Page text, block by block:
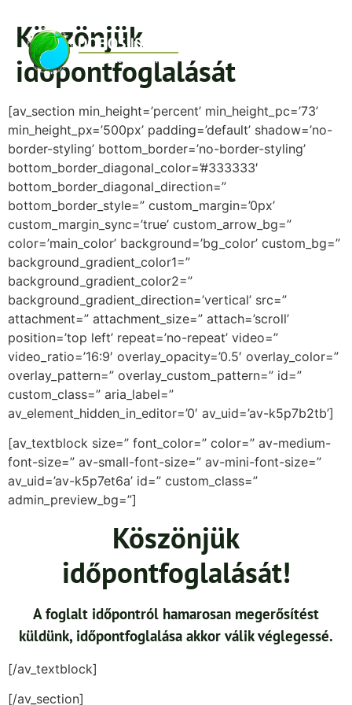
Köszönjük
időpontfoglalását
[av_section min_height=’percent’ min_height_pc=’73’
min_height_px=’500px’ padding=’default’ shadow=’no-
border-styling’ bottom_border=’no-border-styling’
bottom_border_diagonal_color=’#333333′
bottom_border_diagonal_direction=”
bottom_border_style=” custom_margin=’0px’
custom_margin_sync=’true’ custom_arrow_bg=”
color=’main_color’ background=’bg_color’ custom_bg=”
background_gradient_color1=”
background_gradient_color2=”
background_gradient_direction=’vertical’ src=”
attachment=” attachment_size=” attach=’scroll’
position=’top left’ repeat=’no-repeat’ video=”
video_ratio=’16:9′ overlay_opacity=’0.5′ overlay_color=”
overlay_pattern=” overlay_custom_pattern=” id=”
custom_class=” aria_label=”
av_element_hidden_in_editor=’0′ av_uid=’av-k5p7b2tb’]
[av_textblock size=” font_color=” color=” av-medium-
font-size=” av-small-font-size=” av-mini-font-size=”
av_uid=’av-k5p7et6a’ id=” custom_class=”
admin_preview_bg=”]
Köszönjük
időpontfoglalását!
A foglalt időpontról hamarosan megerősítést
küldünk, időpontfoglalása akkor válik véglegessé.
[/av_textblock]
[/av_section]